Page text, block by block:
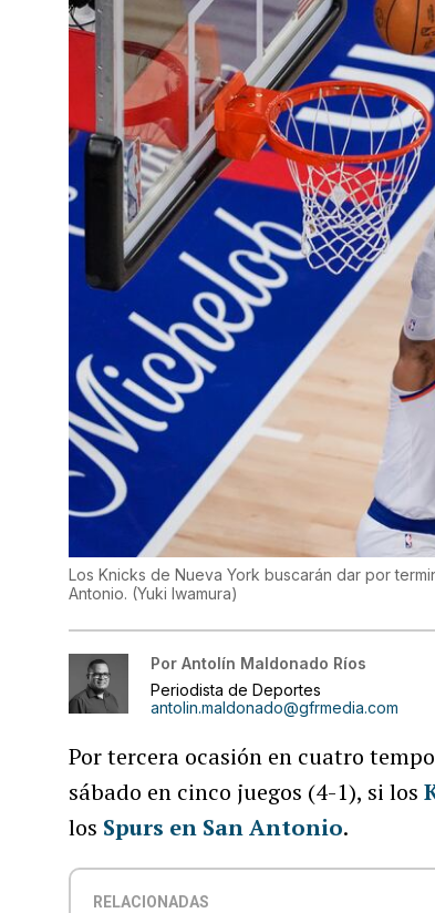
Los Knicks de Nueva York buscarán dar por
Antonio. (Yuki Iwamura)
Por Antolín Maldonado Ríos
Periodista de Deportes
antolin.maldonado@gfrmedia.com
Por tercera ocasión en cuatro
sábado en cinco juegos (4-1), si los
los Spurs en San Antonio.
RELACIONADAS